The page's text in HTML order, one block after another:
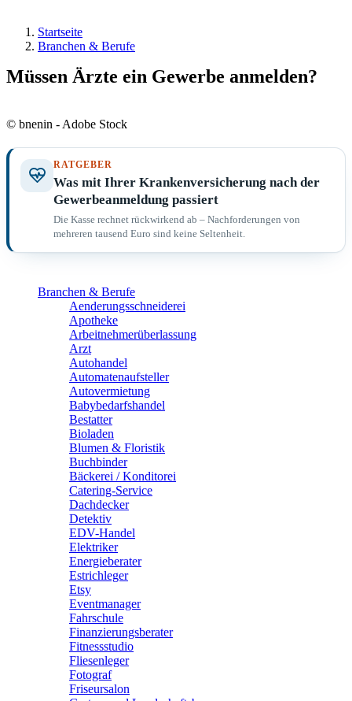
Startseite
Branchen & Berufe
Müssen Ärzte ein Gewerbe anmelden?
© bnenin - Adobe Stock
RATGEBER
Was mit Ihrer Krankenversicherung nach der
Gewerbeanmeldung passiert
Die Kasse rechnet rückwirkend ab – Nachforderungen von
mehreren tausend Euro sind keine Seltenheit.
Branchen & Berufe
Aenderungsschneiderei
Apotheke
Arbeitnehmerüberlassung
Arzt
Autohandel
Automatenaufsteller
Autovermietung
Babybedarfshandel
Bestatter
Bioladen
Blumen & Floristik
Buchbinder
Bäckerei / Konditorei
Catering-Service
Dachdecker
Detektiv
EDV-Handel
Elektriker
Energieberater
Estrichleger
Etsy
Eventmanager
Fahrschule
Finanzierungsberater
Fitnessstudio
Fliesenleger
Fotograf
Friseursalon